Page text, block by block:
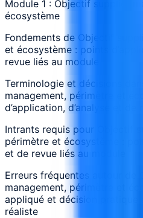
Module 1 : Objectif supplier
écosystème
Fondements de Objectif
et écosystème : points
revue liés au module
Terminologie et décisions
management, périmètre et
d’application, d’analyse et
Intrants requis pour Objectif
périmètre et écosystème :
et de revue liés au module
Erreurs fréquentes autour de
management, périmètre et
appliqué et décision pratique
réaliste